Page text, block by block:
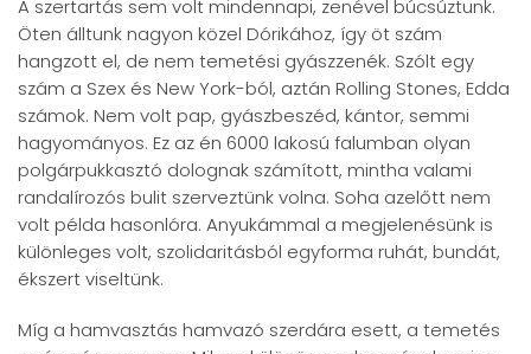
A szertartás sem volt mindennapi, zenével búcsúztunk.
Öten álltunk nagyon közel Dórikához, így öt szám
hangzott el, de nem temetési gyászzenék. Szólt egy
szám a Szex és New York-ból, aztán Rolling Stones, Edda
számok. Nem volt pap, gyászbeszéd, kántor, semmi
hagyományos. Ez az én 6000 lakosú falumban olyan
polgárpukkasztó dolognak számított, mintha valami
randalírozós bulit szerveztünk volna. Soha azelőtt nem
volt példa hasonlóra. Anyukámmal a megjelenésünk is
különleges volt, szolidaritásból egyforma ruhát, bundát,
ékszert viseltünk.
Míg a hamvasztás hamvazó szerdára esett, a temetés